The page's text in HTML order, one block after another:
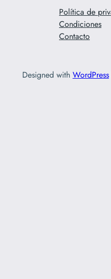
Política de
Condiciones
Contacto
Designed with WordPress